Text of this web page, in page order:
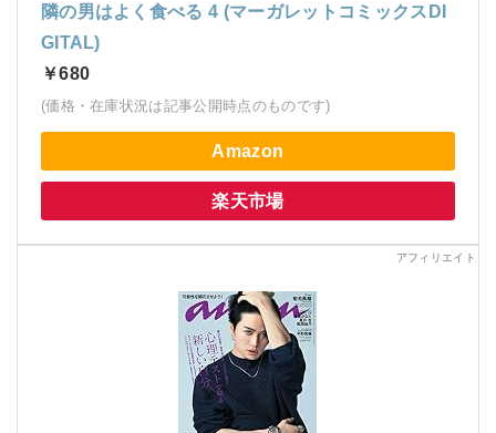
隣の男はよく食べる 4 (マーガレットコミックスDI
GITAL)
￥680
(価格・在庫状況は記事公開時点のものです)
Amazon
楽天市場